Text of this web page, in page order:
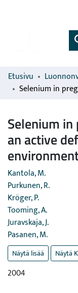
Etusivu
Selenium
an active
Kantola, M.
Purkunen, R.
Kröger, P.
Tooming, A.
Juravskaja, J.
Pasanen, M.
Näytä lisää Näytä
2004